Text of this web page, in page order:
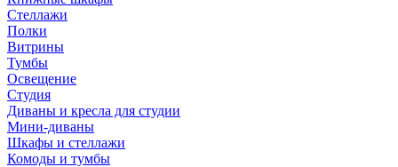
Стеллажи
Полки
Витрины
Тумбы
Освещение
Студия
Диваны и кресла для студии
Мини-диваны
Шкафы и стеллажи
Комоды и тумбы